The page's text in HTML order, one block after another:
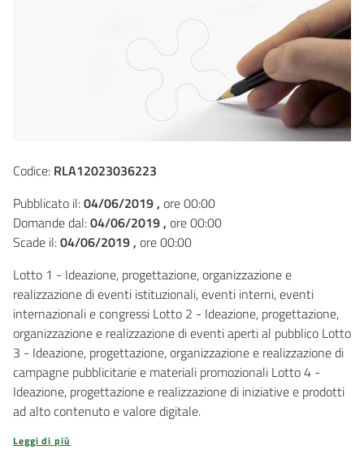
Codice: RLA12023036223
Pubblicato il:04/06/2019 , ore 00:00
Domande dal:04/06/2019 , ore 00:00
Scade il:04/06/2019 , ore 00:00
Lotto 1 - Ideazione, progettazione, organizzazione e
realizzazione di eventi istituzionali, eventi interni, eventi
internazionali e congressi Lotto 2 - Ideazione, progettazione,
organizzazione e realizzazione di eventi aperti al pubblico Lotto
3 - Ideazione, progettazione, organizzazione e realizzazione di
campagne pubblicitarie e materiali promozionali Lotto 4 -
Ideazione, progettazione e realizzazione di iniziative e prodotti
ad alto contenuto e valore digitale.
Leggi di più